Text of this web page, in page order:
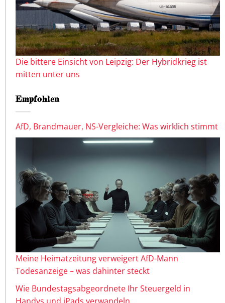
Die bittere Einsicht von Leipzig: Der Hybridkrieg ist
mitten unter uns
Empfohlen
AfD, Brandmauer, NS-Vergleiche: Was wirklich stimmt
Meine Heimatzeitung verweigert AfD-Mann
Todesanzeige – was dahinter steckt
Wie Bundestagsabgeordnete Ihr Steuergeld in